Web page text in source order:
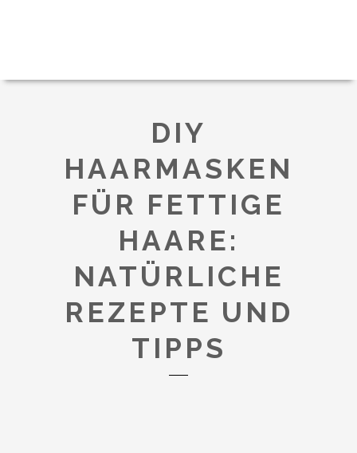
DIY
HAARMASKEN
FÜR FETTIGE
HAARE:
NATÜRLICHE
REZEPTE UND
TIPPS